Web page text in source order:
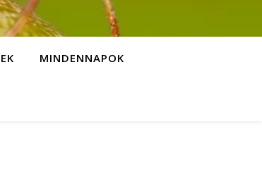
MINDENNAPOK